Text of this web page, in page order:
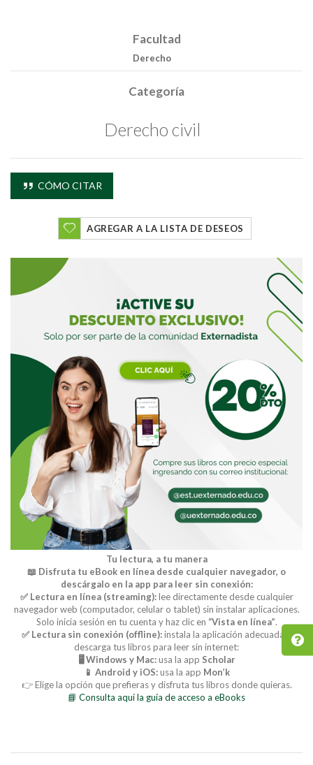
Buscar
Facultad
Derecho
Categoría
Derecho civil
CÓMO CITAR
AGREGAR A LA LISTA DE DESEOS
Tu lectura, a tu manera
📖 Disfruta tu eBook en línea desde cualquier navegador, o
descárgalo en la app para leer sin conexión:
✅ Lectura en línea (streaming):lee directamente desde cualquier
navegador web (computador, celular o tablet) sin instalar aplicaciones.
Solo inicia sesión en tu cuenta y haz clic en “Vista en línea”.
✅ Lectura sin conexión (offline):instala la aplicación adecuada y
descarga tus libros para leer sin internet:
🖥️ Windows y Mac:usa la app Scholar
📱 Android y iOS:usa la app Mon’k
👉 Elige la opción que prefieras y disfruta tus libros donde quieras.
📘 Consulta aquí la guía de acceso a eBooks